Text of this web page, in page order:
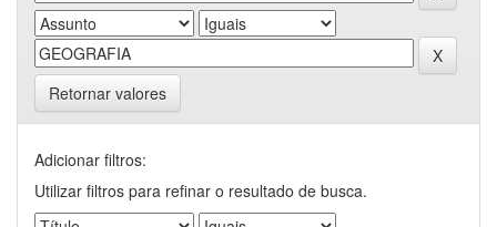
Retornar valores
Adicionar filtros:
Utilizar filtros para refinar o resultado de busca.